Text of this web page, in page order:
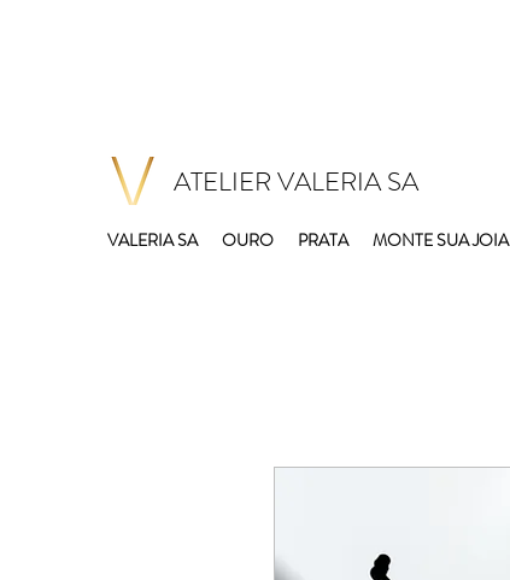
ATELIER VALERIA SA
VALERIA SA OURO PRATA MONTE SUA JOIA